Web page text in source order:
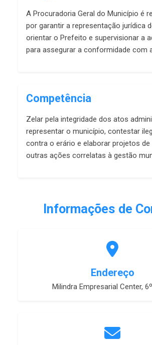
A Procuradoria Geral do Município é
por garantir a representação jurídica
orientar o Prefeito e supervisionar a
para assegurar a conformidade com
Competência
Zelar pela integridade dos atos
representar o município, contestar
contra o erário e elaborar projetos de
outras ações correlatas à gestão
Informações de
Endereço
Milindra Empresarial Center,